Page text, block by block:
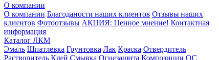
О компании
О компании Благоданости наших клиентов Отзывы наших
клиентов Фотоотзывы АКЦИЯ: Ценное мнение! Контактная
информация
Каталог ЛКМ
Эмаль Шпатлевка Грунтовка Лак Краска Отвердитель
Растворитель Клей Смывка Огнезащита Композиции ОС